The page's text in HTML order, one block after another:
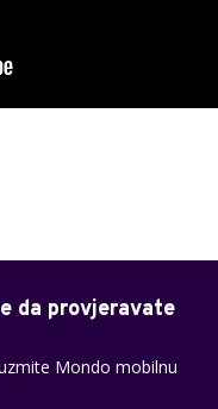
da provjeravate
Mondo mobilnu